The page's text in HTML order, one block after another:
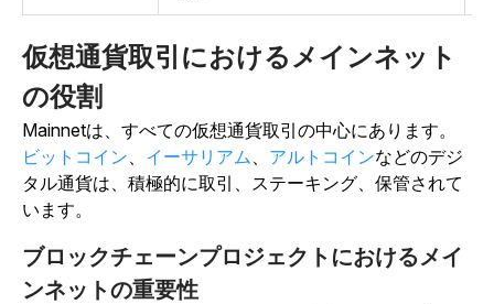
仮想通貨取引におけるメインネット
の役割
Mainnetは、すべての仮想通貨取引の中心にあります。
ビットコイン、 イーサリアム、 アルトコインなどのデジ
タル通貨は、積極的に取引、ステーキング、保管されて
います。
ブロックチェーンプロジェクトにおけるメイ
ンネットの重要性